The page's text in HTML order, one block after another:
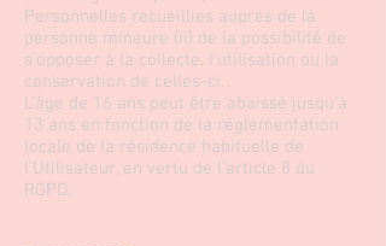
Personnelles recueillies auprès de la
personne mineure (ii) de la possibilité de
s’opposer à la collecte, l’utilisation ou la
conservation de celles-ci.
L’âge de 16 ans peut être abaissé jusqu’à
13 ans en fonction de la réglementation
locale de la résidence habituelle de
l’Utilisateur, en vertu de l’article 8 du
RGPD.